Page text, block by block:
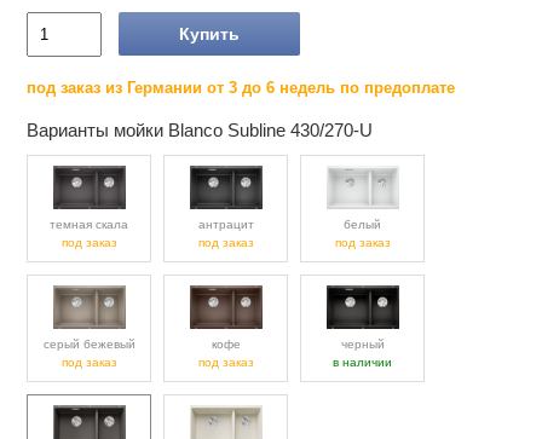
Купить
под заказ из Германии от 3 до 6 недель по предоплате
Варианты мойки Blanco Subline 430/270-U
темная скала
под заказ
антрацит
под заказ
белый
под заказ
серый бежевый
под заказ
кофе
под заказ
черный
в наличии